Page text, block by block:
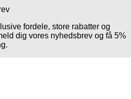
fordele, store rabatter og
dig vores nyhedsbrev og få 5%